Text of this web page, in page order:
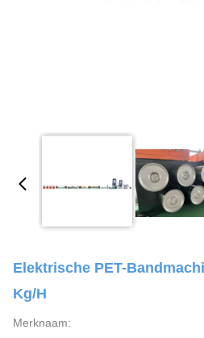
Elektrische PET-
Kg/h
Merknaam: